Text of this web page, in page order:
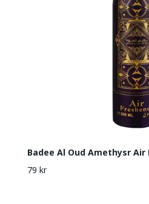
Badee Al Oud Amethysr Air
79 kr